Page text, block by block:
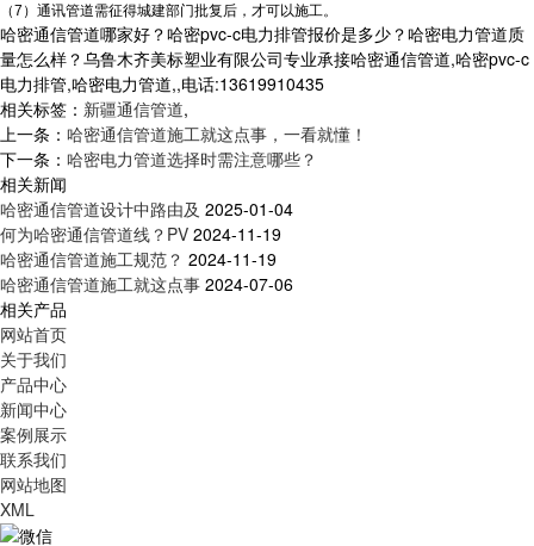
（7）通讯管道需征得城建部门批复后，才可以施工。
哈密通信管道哪家好？哈密pvc-c电力排管报价是多少？哈密电力管道质
量怎么样？乌鲁木齐美标塑业有限公司专业承接哈密通信管道,哈密pvc-c
电力排管,哈密电力管道,,电话:13619910435
相关标签： 新疆通信管道,
上一条： 哈密通信管道施工就这点事，一看就懂！
下一条： 哈密电力管道选择时需注意哪些？
相关新闻
哈密通信管道设计中路由及 2025-01-04
何为哈密通信管道线？PV 2024-11-19
哈密通信管道施工规范？ 2024-11-19
哈密通信管道施工就这点事 2024-07-06
相关产品
网站首页
关于我们
产品中心
新闻中心
案例展示
联系我们
网站地图
XML